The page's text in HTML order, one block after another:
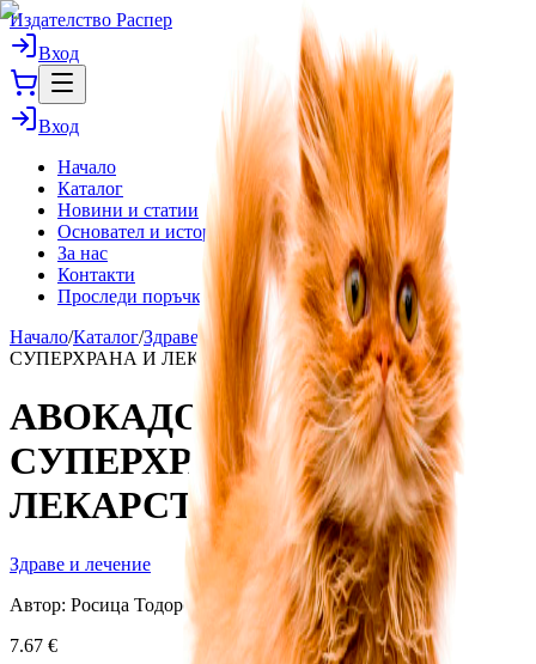
Издателство Распер
Вход
Вход
Начало
Каталог
Новини и статии
Основател и история
За нас
Контакти
Проследи поръчка
Начало/Каталог/Здраве и лечение/ АВОКАДОТО:
СУПЕРХРАНА И ЛЕКАРСТВО
АВОКАДОТО:
СУПЕРХРАНА И
ЛЕКАРСТВО
Здраве и лечение
Автор: Росица Тодорова
7.67 €